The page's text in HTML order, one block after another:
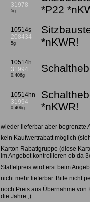
31978
5g
*P22
10514s
208434
5g
*nKWR!
10514h
31994
0,406g
10514hn
31994
0,406g
*nKWR!
wieder lieferbar aber begrenzte
kein Kaufwertrabatt möglich
Karton Rabattgruppe (diese
im Angebot kontrollieren ob da
Staffelpreis wird erst beim
nicht mehr lieferbar. Bitte nicht
noch Preis aus Übernahme von
die Jahre ;)